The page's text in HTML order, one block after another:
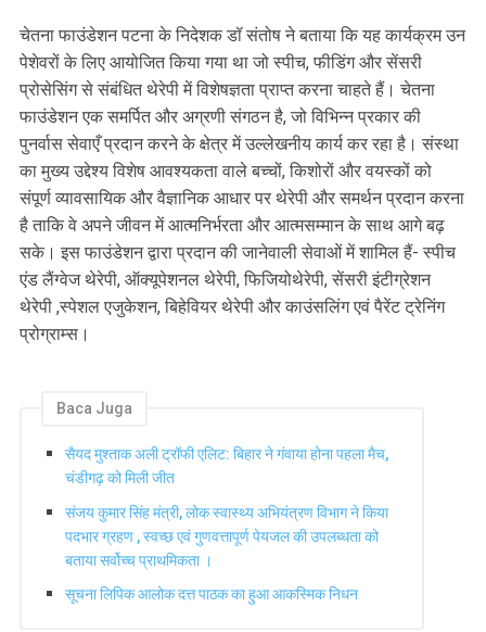
चेतना फाउंडेशन पटना के निदेशक डॉ संतोष ने बताया कि यह कार्यक्रम उन
पेशेवरों के लिए आयोजित किया गया था जो स्पीच, फीडिंग और सेंसरी
प्रोसेसिंग से संबंधित थेरेपी में विशेषज्ञता प्राप्त करना चाहते हैं। चेतना
फाउंडेशन एक समर्पित और अग्रणी संगठन है, जो विभिन्न प्रकार की
पुनर्वास सेवाएँ प्रदान करने के क्षेत्र में उल्लेखनीय कार्य कर रहा है। संस्था
का मुख्य उद्देश्य विशेष आवश्यकता वाले बच्चों, किशोरों और वयस्कों को
संपूर्ण व्यावसायिक और वैज्ञानिक आधार पर थेरेपी और समर्थन प्रदान करना
है ताकि वे अपने जीवन में आत्मनिर्भरता और आत्मसम्मान के साथ आगे बढ़
सके। इस फाउंडेशन द्वारा प्रदान की जानेवाली सेवाओं में शामिल हैं- स्पीच
एंड लैंग्वेज थेरेपी, ऑक्यूपेशनल थेरेपी, फिजियोथेरेपी, सेंसरी इंटीग्रेशन
थेरेपी ,स्पेशल एजुकेशन, बिहेवियर थेरेपी और काउंसलिंग एवं पैरेंट ट्रेनिंग
प्रोग्राम्स।
Baca Juga
सैयद मुश्ताक अली ट्रॉफी एलिट: बिहार ने गंवाया होना पहला मैच,
चंडीगढ़ को मिली जीत
संजय कुमार सिंह मंत्री, लोक स्वास्थ्य अभियंत्रण विभाग ने किया
पदभार ग्रहण , स्वच्छ एवं गुणवत्तापूर्ण पेयजल की उपलब्धता को
बताया सर्वोच्च प्राथमिकता ।
सूचना लिपिक आलोक दत्त पाठक का हुआ आकस्मिक निधन